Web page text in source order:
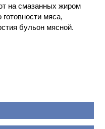
на смазанных жиром
мяса,
бульон мясной.